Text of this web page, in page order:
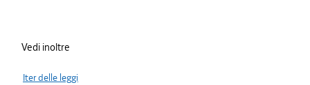
Vedi inoltre
Iter delle leggi